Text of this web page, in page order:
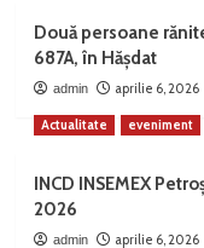
Două persoane
687A, în Hășdat
admin aprilie 6, 2026
Actualitate eveniment
INCD INSEMEX
2026
admin aprilie 6, 2026